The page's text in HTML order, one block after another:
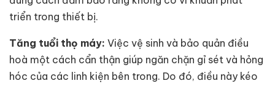
triển trong thiết bị.
Tăng tuổi thọ máy: Việc vệ sinh và bảo quản điều
hoà một cách cẩn thận giúp ngăn chặn gỉ sét và hỏng
hóc của các linh kiện bên trong. Do đó, điều này kéo